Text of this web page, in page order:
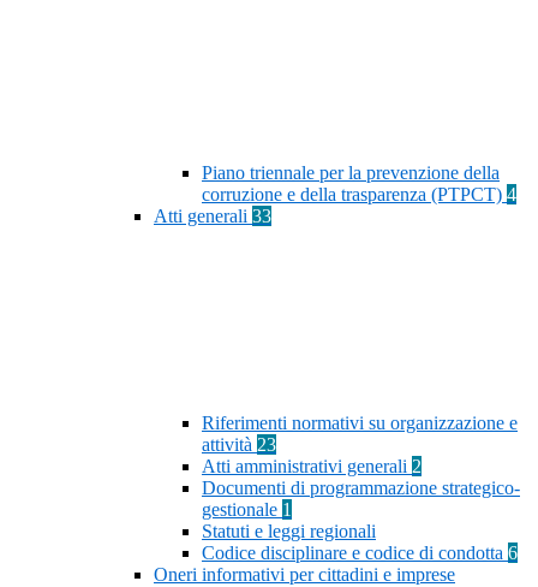
Piano triennale per la prevenzione della
corruzione e della trasparenza (PTPCT) 4
Atti generali 33
Riferimenti normativi su organizzazione e
attività 23
Atti amministrativi generali 2
Documenti di programmazione strategico-
gestionale 1
Statuti e leggi regionali
Codice disciplinare e codice di condotta 6
Oneri informativi per cittadini e imprese